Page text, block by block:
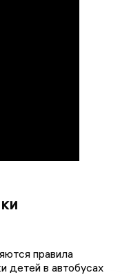
правила
детей в автобусах